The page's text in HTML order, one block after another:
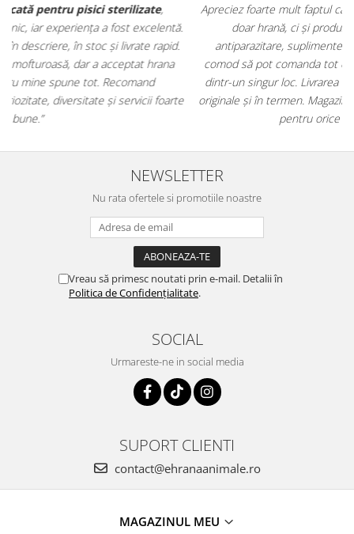
Apreciez foarte mult faptul că pe ehranaanimale.rogăsesc nu
doar hrană, ci și produse din
farmacia veterinară :
antiparazitare, suplimente și soluții de îngrijire. Este foarte
comod să pot comanda tot ce am nevoie pentru animalul meu
dintr-un singur loc. Livrarea a fost rapidă, iar produsele au fost
originale și în termen. Magazin serios, bine organizat și foarte util
NEWSLETTER
Nu rata ofertele si promotiile noastre
Vreau să primesc noutati prin e-mail. Detalii în
Politica de Confidențialitate.
SOCIAL
Urmareste-ne in social media
SUPORT CLIENTI
contact@ehranaanimale.ro
MAGAZINUL MEU